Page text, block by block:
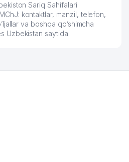
PLUS XUSUSIY
MAKTABI
YAKKA
5-chi NOTARIAL
Sariq Sahifalari
kontaktlar, manzil, telefon,
va boshqa qo’shimcha
Uzbekistan saytida.